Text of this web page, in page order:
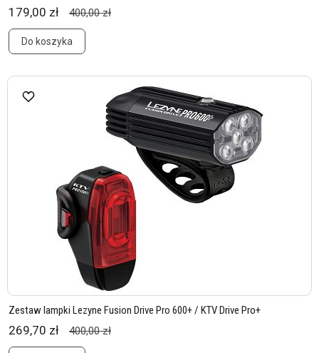
179,00 zł 400,00 zł
Do koszyka
Zestaw lampki Lezyne Fusion Drive Pro 600+ / KTV Drive Pro+
269,70 zł 400,00 zł